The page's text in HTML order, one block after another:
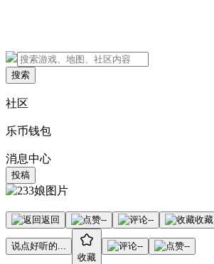
搜索
社区
乐币钱包
消息中心
投稿
返回 -- -- 收藏
说点好听的...
收藏
-- --